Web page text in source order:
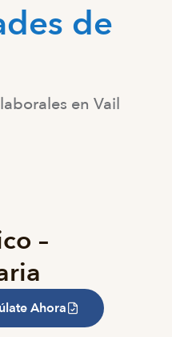
de
en Vail
–
Ahora